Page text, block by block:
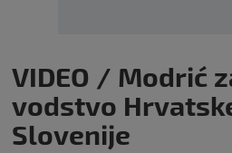
VIDEO / Modrić
vodstvo
Slovenije